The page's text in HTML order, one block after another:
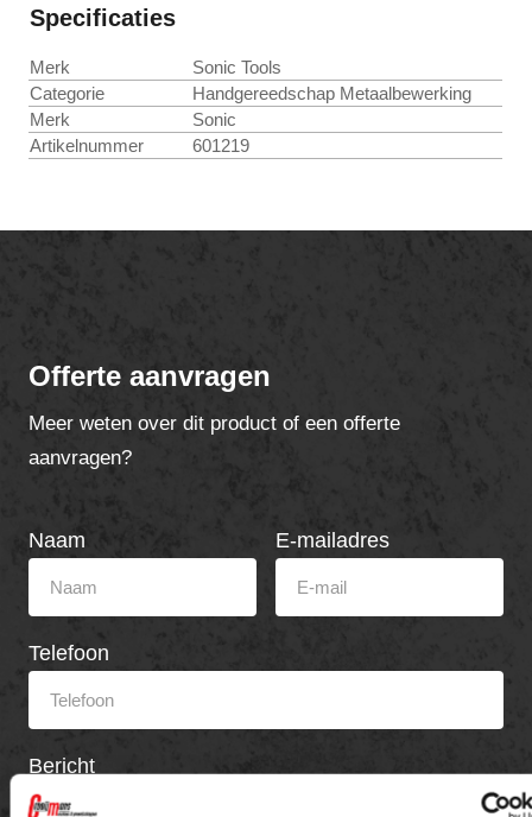
Specificaties
Merk
Sonic Tools
Categorie
Handgereedschap Metaalbewerking
Merk
Sonic
Artikelnummer
601219
Offerte aanvragen
Meer weten over dit product of een offerte
aanvragen?
Naam E-mailadres
Telefoon
Bericht